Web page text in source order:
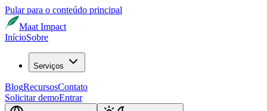
Pular para o conteúdo principal
Maat Impact
InícioSobre
Serviços
BlogRecursosContato
Solicitar demoEntrar